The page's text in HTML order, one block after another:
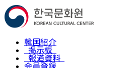
韓国紹介
掲示板
報道資料
会員登録